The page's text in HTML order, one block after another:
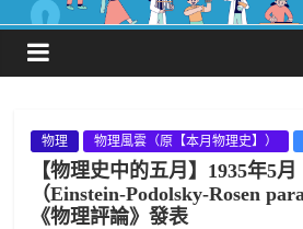
物理 物理風雲（原【本月物理史】）
【物理史中的五月】1935年5
（Einstein-Podolsky-Rosen
《物理評論》發表